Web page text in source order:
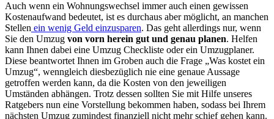
Auch wenn ein Wohnungswechsel immer auch einen gewissen
Kostenaufwand bedeutet, ist es durchaus aber möglicht, an manchen
Stellen ein wenig Geld einzusparen. Das geht allerdings nur, wenn
Sie den Umzug von vorn herein gut und genau planen. Helfen
kann Ihnen dabei eine Umzug Checkliste oder ein Umzugplaner.
Diese beantwortet Ihnen im Groben auch die Frage „Was kostet ein
Umzug“, wenngleich diesbezüglich nie eine genaue Aussage
getroffen werden kann, da die Kosten von den jeweiligen
Umständen abhängen. Trotz dessen sollten Sie mit Hilfe unseres
Ratgebers nun eine Vorstellung bekommen haben, sodass bei Ihrem
nächsten Umzug zumindest finanziell nicht mehr schief gehen kann.